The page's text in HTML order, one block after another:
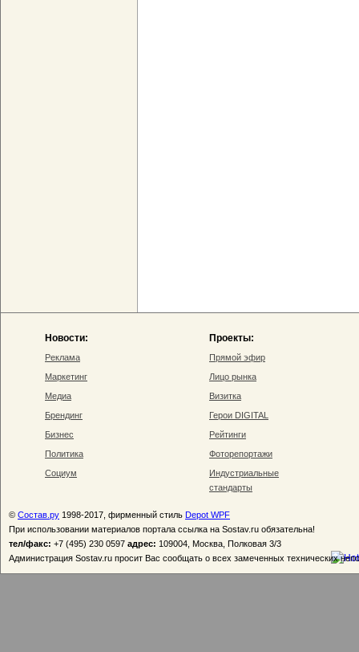
Новости:
Реклама
Маркетинг
Медиа
Брендинг
Бизнес
Политика
Социум
Проекты:
Прямой эфир
Лицо рынка
Визитка
Герои DIGITAL
Рейтинги
Фоторепортажи
Индустриальные
стандарты
© Состав.ру 1998-2017, фирменный стиль Depot WPF
При использовании материалов портала ссылка на Sostav.ru обязательна!
тел/факс: +7 (495) 230 0597 адрес: 109004, Москва, Полковая 3/3
Администрация Sostav.ru просит Вас сообщать о всех замеченных технических